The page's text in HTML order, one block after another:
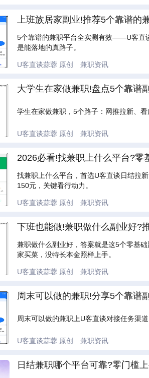
上班族居家副业!推荐5个靠谱的
5个靠谱的兼职平台全实测有效——U客直
是能落地的真路子。
U客直谈蒜蓉 原创 兼职资讯
大学生在家做兼职!盘点5个靠谱
学生在家做兼职，5个路子：网推拉新、
U客直谈蒜蓉 原创 兼职资讯
2026必看!找兼职上什么平台?零
找兼职上什么平台，首选U客直谈日结拉
150元，关键看行动力。
U客直谈蒜蓉 原创 兼职资讯
下班也能做!兼职做什么副业好?
兼职做什么副业好，答案就是这5个零基
家买菜，没特长本金照样上手。
U客直谈蒜蓉 原创 兼职资讯
周末可以做的兼职!分享5个靠谱
周末可以做的兼职上U客直谈对接任务渠
U客直谈蒜蓉 原创 兼职资讯
日结兼职哪个平台可靠?零门槛